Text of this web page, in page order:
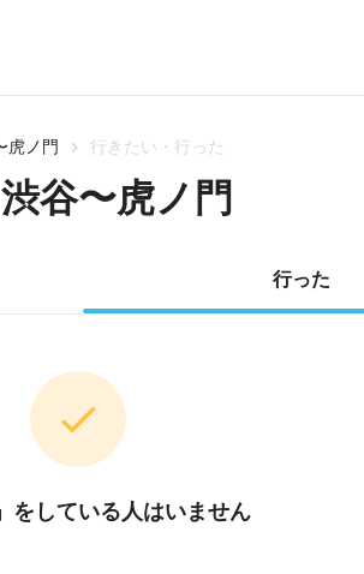
虎ノ門 行きたい・行った
谷〜虎ノ門
行った
をしている人はいません